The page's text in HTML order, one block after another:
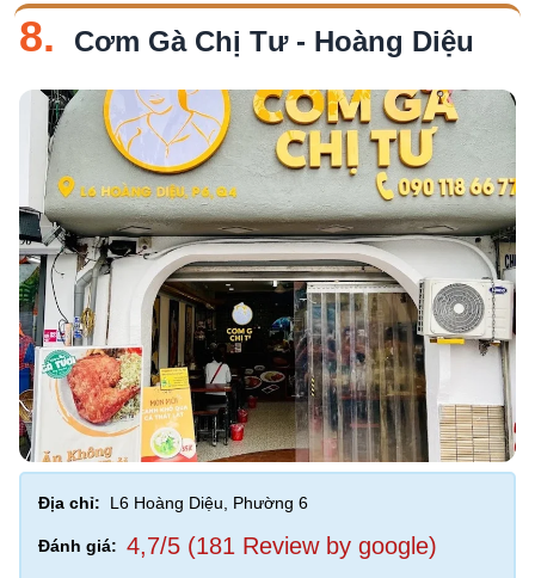
8. Cơm Gà Chị Tư - Hoàng Diệu
Địa chỉ: L6 Hoàng Diệu, Phường 6
Đánh giá: 4,7/5 (181 Review by google)